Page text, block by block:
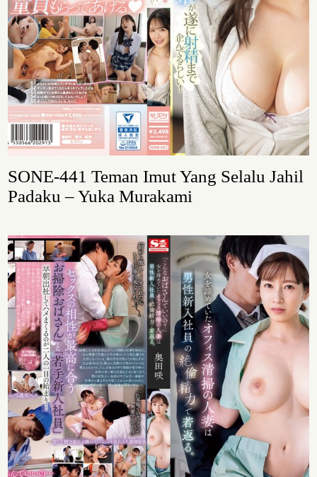
SONE-441 Teman Imut Yang Selalu Jahil
Padaku – Yuka Murakami